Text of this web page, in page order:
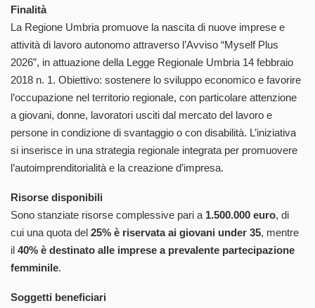
Finalità
La Regione Umbria promuove la nascita di nuove imprese e
attività di lavoro autonomo attraverso l’Avviso “Myself Plus
2026”, in attuazione della Legge Regionale Umbria 14 febbraio
2018 n. 1. Obiettivo: sostenere lo sviluppo economico e favorire
l’occupazione nel territorio regionale, con particolare attenzione
a giovani, donne, lavoratori usciti dal mercato del lavoro e
persone in condizione di svantaggio o con disabilità. L’iniziativa
si inserisce in una strategia regionale integrata per promuovere
l’autoimprenditorialità e la creazione d’impresa.
Risorse disponibili
Sono stanziate risorse complessive pari a 1.500.000 euro, di
cui una quota del 25% è riservata ai giovani under 35, mentre
il 40% è destinato alle imprese a prevalente partecipazione
femminile.
Soggetti beneficiari